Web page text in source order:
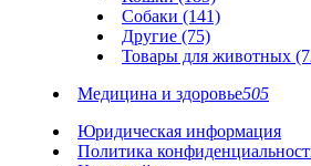
Собаки (141)
Другие (75)
Товары для животных
Медицина и здоровье505
Юридическая информация
Политика